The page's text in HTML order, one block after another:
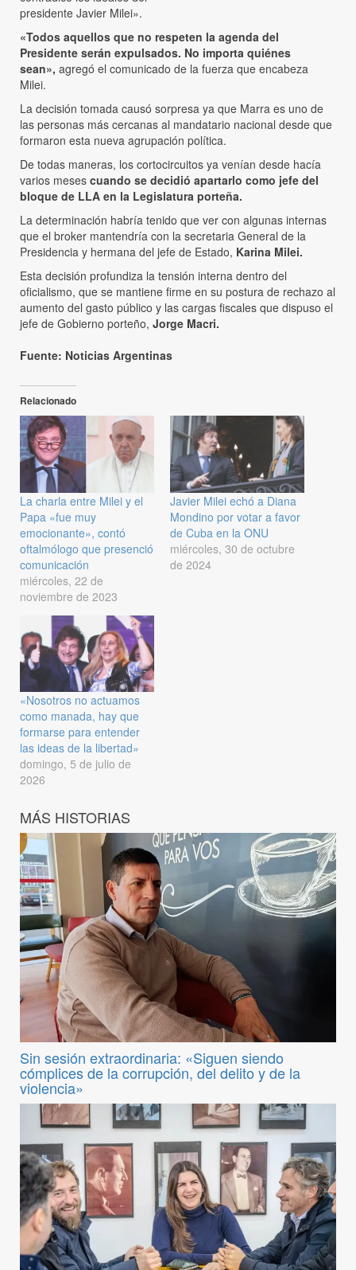
presidente Javier Milei».
«Todos aquellos que no respeten la agenda del
Presidente serán expulsados. No importa quiénes
sean», agregó el comunicado de la fuerza que encabeza
Milei.
La decisión tomada causó sorpresa ya que Marra es uno de
las personas más cercanas al mandatario nacional desde que
formaron esta nueva agrupación política.
De todas maneras, los cortocircuitos ya venían desde hacía
varios meses cuando se decidió apartarlo como jefe del
bloque de LLA en la Legislatura porteña.
La determinación habría tenido que ver con algunas internas
que el broker mantendría con la secretaria General de la
Presidencia y hermana del jefe de Estado, Karina Milei.
Esta decisión profundiza la tensión interna dentro del
oficialismo, que se mantiene firme en su postura de rechazo al
aumento del gasto público y las cargas fiscales que dispuso el
jefe de Gobierno porteño, Jorge Macri.
Fuente: Noticias Argentinas
Relacionado
La charla entre Milei y el
Papa «fue muy
emocionante», contó
oftalmólogo que presenció
comunicación
miércoles, 22 de
noviembre de 2023
Javier Milei echó a Diana
Mondino por votar a favor
de Cuba en la ONU
miércoles, 30 de octubre
de 2024
«Nosotros no actuamos
como manada, hay que
formarse para entender
las ideas de la libertad»
domingo, 5 de julio de
2026
MÁS HISTORIAS
Sin sesión extraordinaria: «Siguen siendo
cómplices de la corrupción, del delito y de la
violencia»